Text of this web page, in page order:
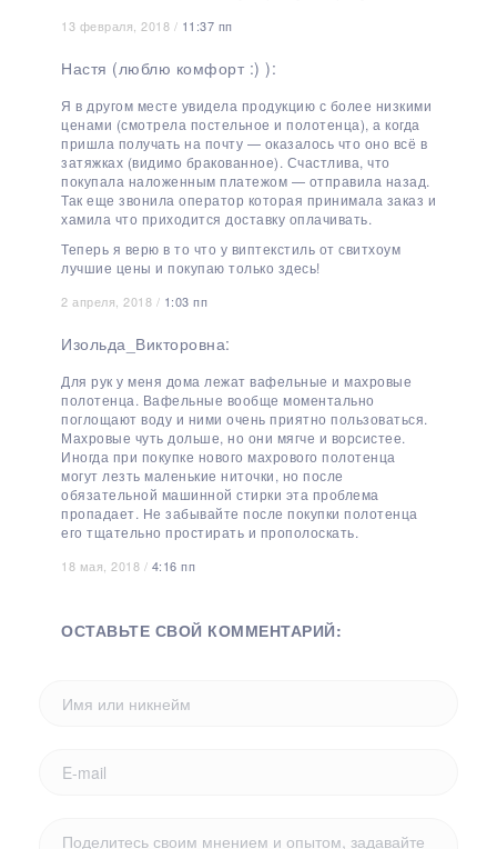
13 февраля, 2018 / 11:37 пп
Настя (люблю комфорт :) ):
Я в другом месте увидела продукцию с более низкими
ценами (смотрела постельное и полотенца), а когда
пришла получать на почту — оказалось что оно всё в
затяжках (видимо бракованное). Счастлива, что
покупала наложенным платежом — отправила назад.
Так еще звонила оператор которая принимала заказ и
хамила что приходится доставку оплачивать.
Теперь я верю в то что у виптекстиль от свитхоум
лучшие цены и покупаю только здесь!
2 апреля, 2018 / 1:03 пп
Изольда_Викторовна:
Для рук у меня дома лежат вафельные и махровые
полотенца. Вафельные вообще моментально
поглощают воду и ними очень приятно пользоваться.
Махровые чуть дольше, но они мягче и ворсистее.
Иногда при покупке нового махрового полотенца
могут лезть маленькие ниточки, но после
обязательной машинной стирки эта проблема
пропадает. Не забывайте после покупки полотенца
его тщательно простирать и прополоскать.
18 мая, 2018 / 4:16 пп
ОСТАВЬТЕ СВОЙ КОММЕНТАРИЙ: